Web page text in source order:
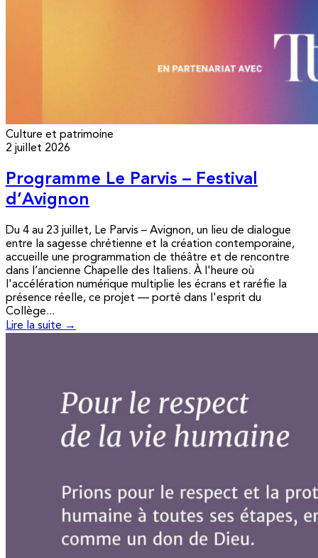
Culture et patrimoine
2 juillet 2026
Programme Le Parvis – Festival
d’Avignon
Du 4 au 23 juillet, Le Parvis – Avignon, un lieu de dialogue
entre la sagesse chrétienne et la création contemporaine,
accueille une programmation de théâtre et de rencontre
dans l’ancienne Chapelle des Italiens. À l'heure où
l'accélération numérique multiplie les écrans et raréfie la
présence réelle, ce projet — porté dans l'esprit du
Collège...
Lire la suite →